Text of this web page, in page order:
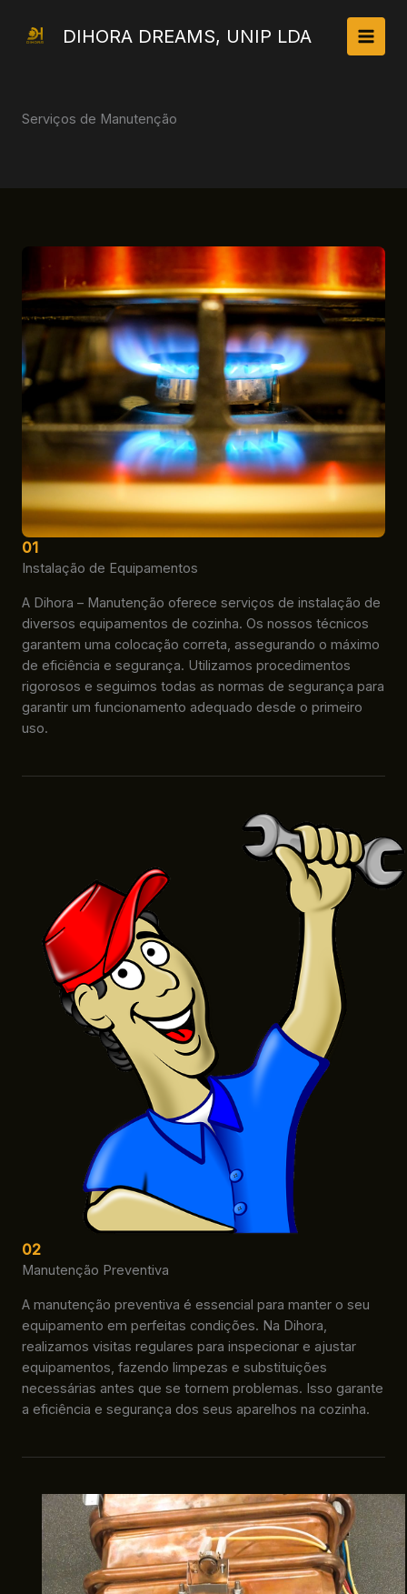
DIHORA DREAMS, UNIP LDA
Serviços de Manutenção
01
Instalação de Equipamentos
A Dihora – Manutenção oferece serviços de instalação de
diversos equipamentos de cozinha. Os nossos técnicos
garantem uma colocação correta, assegurando o máximo
de eficiência e segurança. Utilizamos procedimentos
rigorosos e seguimos todas as normas de segurança para
garantir um funcionamento adequado desde o primeiro
uso.
02
Manutenção Preventiva
A manutenção preventiva é essencial para manter o seu
equipamento em perfeitas condições. Na Dihora,
realizamos visitas regulares para inspecionar e ajustar
equipamentos, fazendo limpezas e substituições
necessárias antes que se tornem problemas. Isso garante
a eficiência e segurança dos seus aparelhos na cozinha.